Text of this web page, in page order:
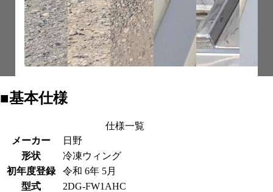
■基本仕様
仕様一覧
メーカー
日野
形状
冷凍ウィング
初年度登録
令和 6年 5月
型式
2DG-FW1AHC